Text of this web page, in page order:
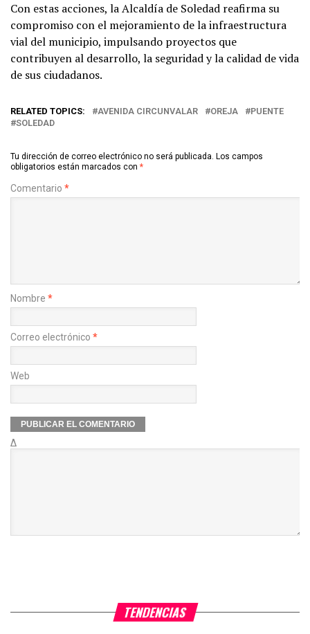
Con estas acciones, la Alcaldía de Soledad reafirma su
compromiso con el mejoramiento de la infraestructura
vial del municipio, impulsando proyectos que
contribuyen al desarrollo, la seguridad y la calidad de vida
de sus ciudadanos.
RELATED TOPICS: AVENIDA CIRCUNVALAR OREJA
PUENTE
SOLEDAD
Tu dirección de correo electrónico no será publicada. Los campos
obligatorios están marcados con *
Comentario *
Nombre *
Correo electrónico *
Web
Δ
TENDENCIAS